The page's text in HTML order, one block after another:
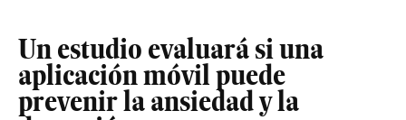
Un estudio evaluará si una
aplicación móvil puede
prevenir la ansiedad y la